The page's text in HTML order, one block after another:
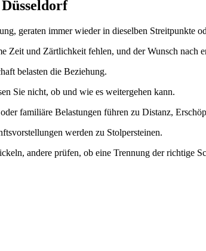
geraten immer wieder in dieselben Streitpunkte
Zeit und Zärtlichkeit fehlen, und der Wunsch nach
belasten die Beziehung.
Sie nicht, ob und wie es weitergehen kann.
familiäre Belastungen führen zu Distanz,
werden zu Stolpersteinen.
andere prüfen, ob eine Trennung der richtige